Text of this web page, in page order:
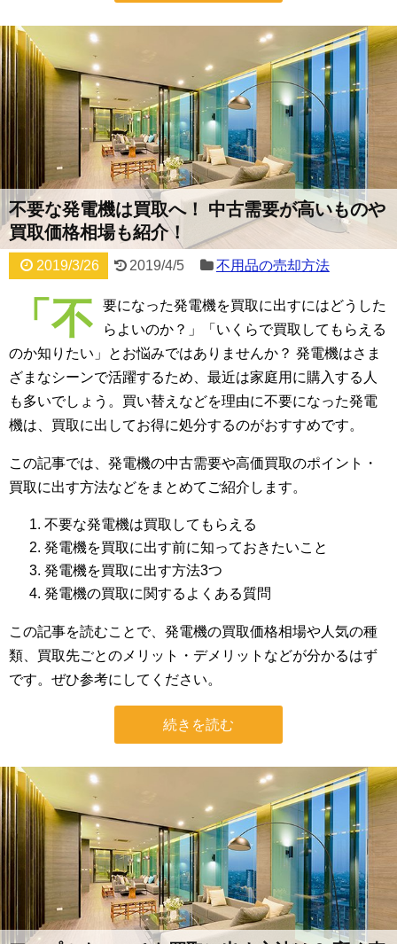
不要な発電機は買取へ！ 中古需要が高いものや
買取価格相場も紹介！
2019/3/26 2019/4/5 不用品の売却方法
「不
要になった発電機を買取に出すにはどうした
らよいのか？」「いくらで買取してもらえる
のか知りたい」とお悩みではありませんか？ 発電機はさま
ざまなシーンで活躍するため、最近は家庭用に購入する人
も多いでしょう。買い替えなどを理由に不要になった発電
機は、買取に出してお得に処分するのがおすすめです。
この記事では、発電機の中古需要や高価買取のポイント・
買取に出す方法などをまとめてご紹介します。
不要な発電機は買取してもらえる
発電機を買取に出す前に知っておきたいこと
発電機を買取に出す方法3つ
発電機の買取に関するよくある質問
この記事を読むことで、発電機の買取価格相場や人気の種
類、買取先ごとのメリット・デメリットなどが分かるはず
です。ぜひ参考にしてください。
続きを読む